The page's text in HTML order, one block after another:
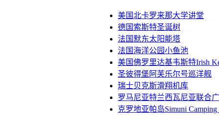
美国北卡罗来那大学讲堂
德国索斯特圣诞树
法国默东太阳能塔
法国海洋公园小鱼池
美国佛罗里达基韦斯特Irish
圣彼得堡阿芙乐尔号巡洋舰
瑞士贝克斯滑翔机库
罗马尼亚特兰西瓦尼亚联合
克罗地亚帕岛Simuni